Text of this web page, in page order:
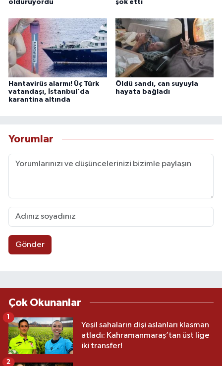
öldürüyordu
şok etti
Hantavirüs alarmı! Üç Türk
vatandaşı, İstanbul'da
karantina altında
Öldü sandı, can suyuyla
hayata bağladı
Yorumlar
Gönder
Çok Okunanlar
Yeşil sahaların dişi aslanları klasman
atladı: Kahramanmaraş’tan üst lige
iki transfer!
2